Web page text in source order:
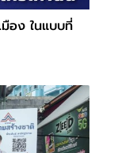
อง ในแบบที่